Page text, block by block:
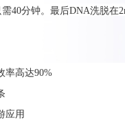
40分钟。最后DNA洗脱在
率高达90%
应用